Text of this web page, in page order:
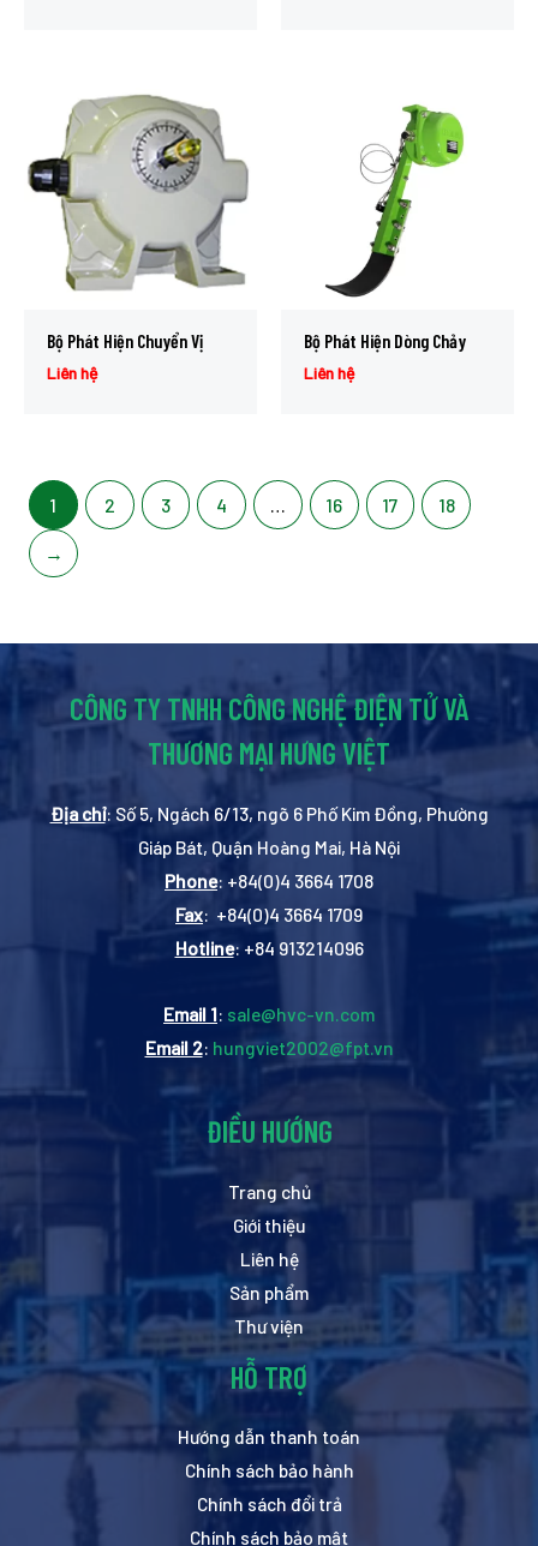
Bộ Phát Hiện Chuyển Vị
Liên hệ
Bộ Phát Hiện Dòng Chảy
Liên hệ
1 2 3 4 … 16 17 18
→
CÔNG TY TNHH CÔNG NGHỆ ĐIỆN TỬ VÀ
THƯƠNG MẠI HƯNG VIỆT
Địa chỉ: Số 5, Ngách 6/13, ngõ 6 Phố Kim Đồng, Phường
Giáp Bát, Quận Hoàng Mai, Hà Nội
Phone: +84(0)4 3664 1708
Fax: +84(0)4 3664 1709
Hotline: +84 913214096
Email 1: sale@hvc-vn.com
Email 2: hungviet2002@fpt.vn
ĐIỀU HƯỚNG
Trang chủ
Giới thiệu
Liên hệ
Sản phẩm
Thư viện
HỖ TRỢ
Hướng dẫn thanh toán
Chính sách bảo hành
Chính sách đổi trả
Chính sách bảo mật